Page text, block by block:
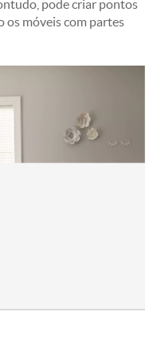
pode criar pontos
os móveis com partes